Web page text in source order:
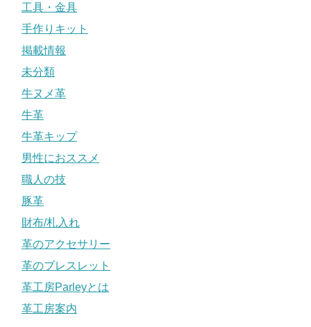
工具・金具
手作りキット
掲載情報
未分類
牛ヌメ革
牛革
牛革キップ
男性におススメ
職人の技
豚革
財布/札入れ
革のアクセサリー
革のブレスレット
革工房Parleyとは
革工房案内